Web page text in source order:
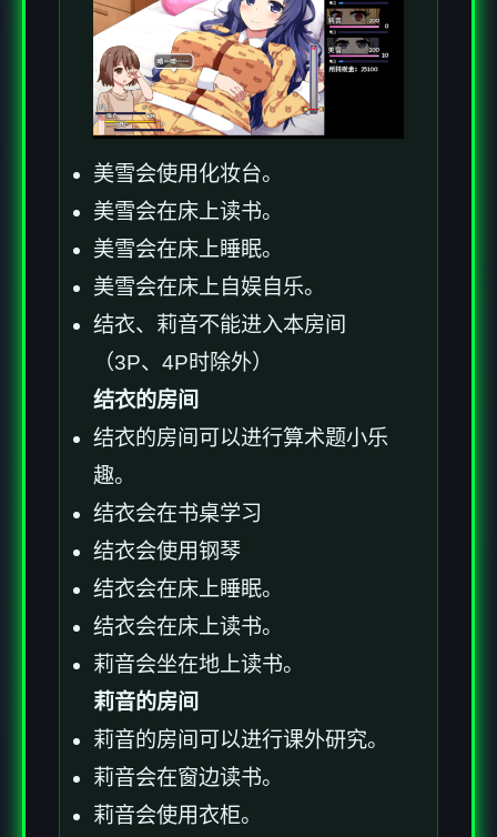
美雪会使用化妆台。
美雪会在床上读书。
美雪会在床上睡眠。
美雪会在床上自娱自乐。
结衣、莉音不能进入本房间
（3P、4P时除外）
结衣的房间
结衣的房间可以进行算术题小乐
趣。
结衣会在书桌学习
结衣会使用钢琴
结衣会在床上睡眠。
结衣会在床上读书。
莉音会坐在地上读书。
莉音的房间
莉音的房间可以进行课外研究。
莉音会在窗边读书。
莉音会使用衣柜。